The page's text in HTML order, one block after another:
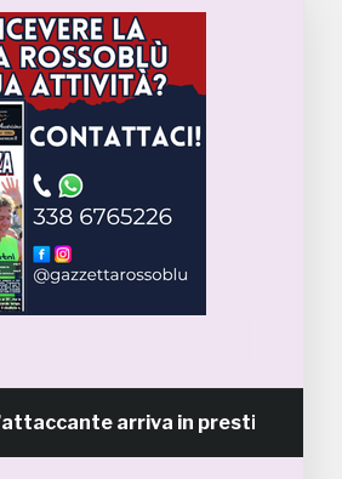
arriva in prestito dal Napoli